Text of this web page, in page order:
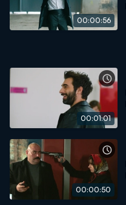
00:00:56
00:01:01
00:00:50